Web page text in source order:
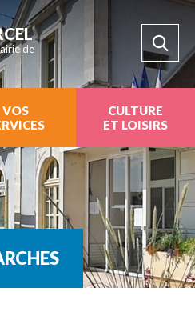
de
VOS
CULTURE
ET LOISIRS